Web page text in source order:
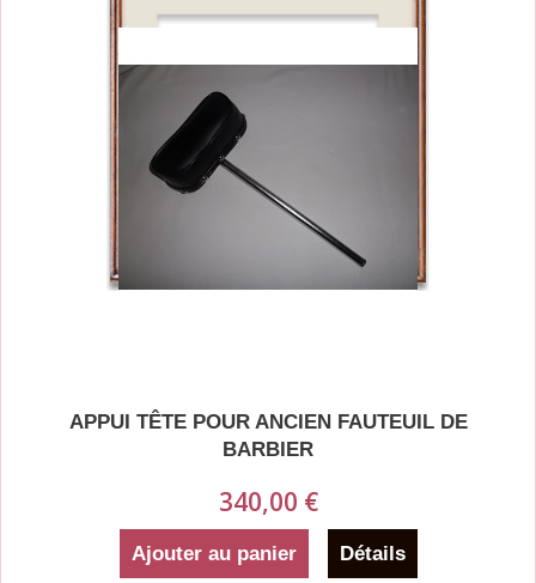
APPUI TÊTE POUR ANCIEN FAUTEUIL DE
BARBIER
340,00 €
Ajouter au panier Détails